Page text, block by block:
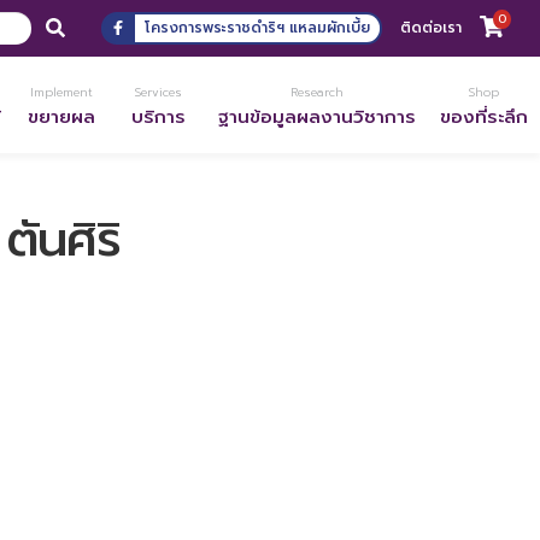
โครงการพระราชดำริฯ แหลมผักเบี้ย ติดต่อเรา 0
Implement
ขยายผล
Services
บริการ
Research
ฐานข้อมูลผลงานวิชาการ
Shop
ของที่ระลึก
นศิริ